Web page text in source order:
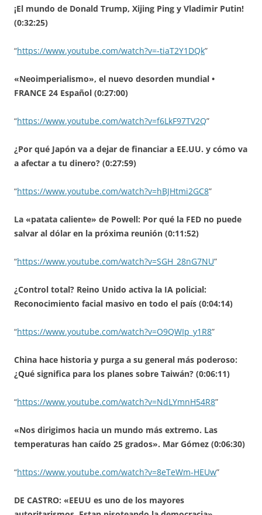
¡El mundo de Donald Trump, Xijing Ping y Vladimir Putin!
(0:32:25)
“https://www.youtube.com/watch?v=-tiaT2Y1DQk”
«Neoimperialismo», el nuevo desorden mundial •
FRANCE 24 Español (0:27:00)
“https://www.youtube.com/watch?v=f6LkF97TV2Q”
¿Por qué Japón va a dejar de financiar a EE.UU. y cómo va
a afectar a tu dinero? (0:27:59)
“https://www.youtube.com/watch?v=hBJHtmi2GC8”
La «patata caliente» de Powell: Por qué la FED no puede
salvar al dólar en la próxima reunión (0:11:52)
“https://www.youtube.com/watch?v=SGH_28nG7NU”
¿Control total? Reino Unido activa la IA policial:
Reconocimiento facial masivo en todo el país (0:04:14)
“https://www.youtube.com/watch?v=O9QWIp_y1R8”
China hace historia y purga a su general más poderoso:
¿Qué significa para los planes sobre Taiwán? (0:06:11)
“https://www.youtube.com/watch?v=NdLYmnH54R8”
«Nos dirigimos hacia un mundo más extremo. Las
temperaturas han caído 25 grados». Mar Gómez (0:06:30)
“https://www.youtube.com/watch?v=8eTeWm-HEUw”
DE CASTRO: «EEUU es uno de los mayores